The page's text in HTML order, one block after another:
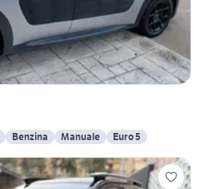
Benzina Manuale Euro 5